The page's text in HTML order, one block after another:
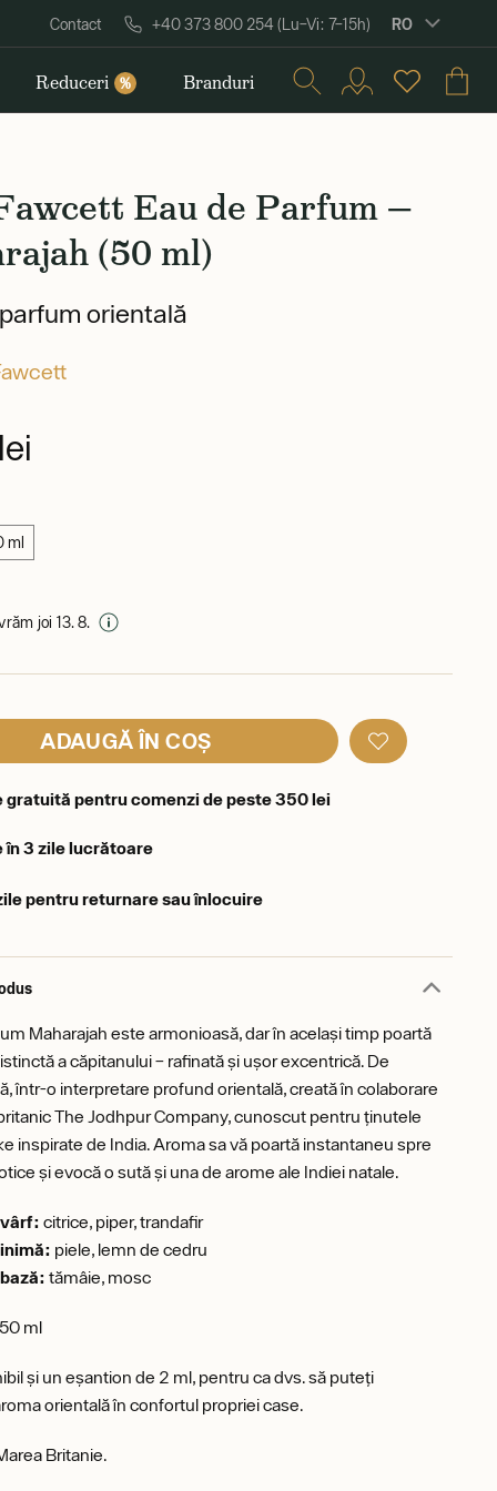
Contact +40 373 800 254 (Lu–Vi: 7–15h) RO
Reduceri % Branduri
Eau de Parfum —
(50 ml)
orientală
ml
joi 13. 8.
ADAUGĂ ÎN COȘ
gratuită pentru comenzi de peste 350 lei
în 3 zile lucrătoare
pentru returnare sau înlocuire
Maharajah este armonioasă, dar în același timp poartă
a căpitanului – rafinată și ușor excentrică. De
într-o interpretare profund orientală, creată în colaborare
The Jodhpur Company, cunoscut pentru ținutele
inspirate de India. Aroma sa vă poartă instantaneu spre
și evocă o sută și una de arome ale Indiei natale.
citrice, piper, trandafir
piele, lemn de cedru
tămâie, mosc
ml
și un eșantion de 2 ml, pentru ca dvs. să puteți
orientală în confortul propriei case.
Britanie.